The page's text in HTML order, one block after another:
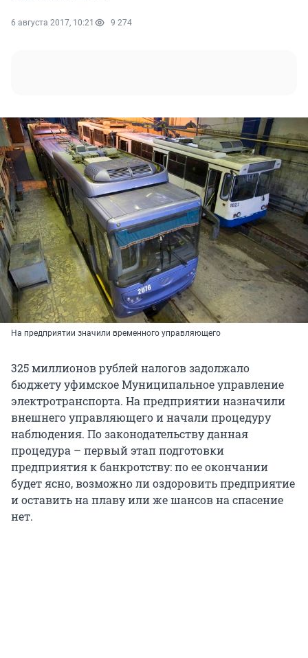
6 августа 2017, 10:21 9 274
На предприятии значили временного управляющего
325 миллионов рублей налогов задолжало
бюджету уфимское Муниципальное управление
электротранспорта. На предприятии назначили
внешнего управляющего и начали процедуру
наблюдения. По законодательству данная
процедура – первый этап подготовки
предприятия к банкротству: по ее окончании
будет ясно, возможно ли оздоровить предприятие
и оставить на плаву или же шансов на спасение
нет.